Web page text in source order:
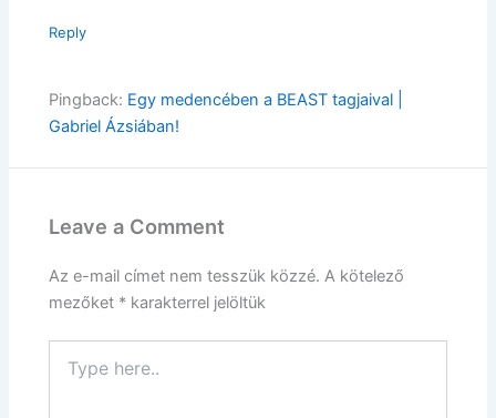
Reply
Pingback: Egy medencében a BEAST tagjaival |
Gabriel Ázsiában!
Leave a Comment
Az e-mail címet nem tesszük közzé. A kötelező
mezőket * karakterrel jelöltük
here..